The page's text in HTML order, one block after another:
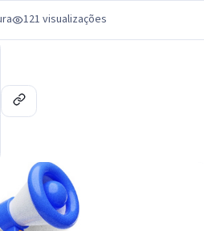
121 visualizações